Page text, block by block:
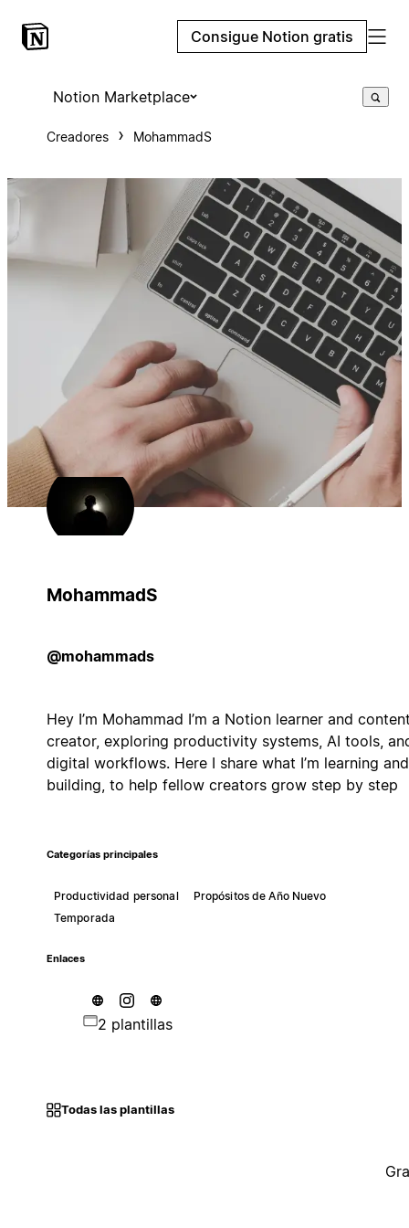
Consigue Notion gratis
Notion Marketplace
Creadores MohammadS
MohammadS
@mohammads
Hey I’m Mohammad I’m a Notion learner and
creator, exploring productivity systems, AI tools,
digital workflows. Here I share what I’m learning and
building, to help fellow creators grow step by step
Categorías principales
Productividad personal
Propósitos de Año Nuevo
Temporada
Enlaces
2 plantillas
Todas las plantillas